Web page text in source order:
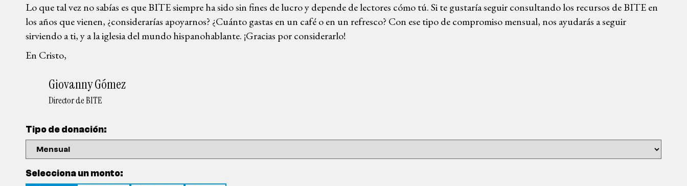
Lo que tal vez no sabías es que BITE siempre ha sido sin fines de lucro y depende de lectores cómo tú. Si te gustaría seguir consultando los recursos de BITE en
los años que vienen, ¿considerarías apoyarnos? ¿Cuánto gastas en un café o en un refresco? Con ese tipo de compromiso mensual, nos ayudarás a seguir
sirviendo a ti, y a la iglesia del mundo hispanohablante. ¡Gracias por considerarlo!
En Cristo,
Giovanny Gómez
Director de BITE
Tipo de donación:
Selecciona un monto: